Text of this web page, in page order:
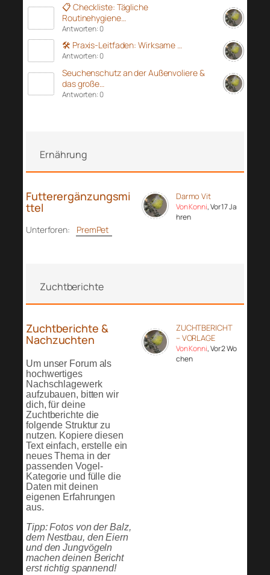
📋 Checkliste: Tägliche
Routinehygiene…
Antworten: 0
🛠️ Praxis-Leitfaden: Wirksame …
Antworten: 0
Seuchenschutz an der Außenvoliere &
das große…
Antworten: 0
Ernährung
Futterergänzungsmi
ttel
Unterforen: PremPet
Darmo Vit
Von Konni, Vor 17 Ja
hren
Zuchtberichte
Zuchtberichte &
Nachzuchten
Um unser Forum als
hochwertiges
Nachschlagewerk
aufzubauen, bitten wir
dich, für deine
Zuchtberichte die
folgende Struktur zu
nutzen. Kopiere diesen
Text einfach, erstelle ein
neues Thema in der
passenden Vogel-
Kategorie und fülle die
Daten mit deinen
eigenen Erfahrungen
aus.
Tipp: Fotos von der Balz,
dem Nestbau, den Eiern
und den Jungvögeln
machen deinen Bericht
erst richtig spannend!
ZUCHTBERICHT
– VORLAGE
Von Konni, Vor 2 Wo
chen